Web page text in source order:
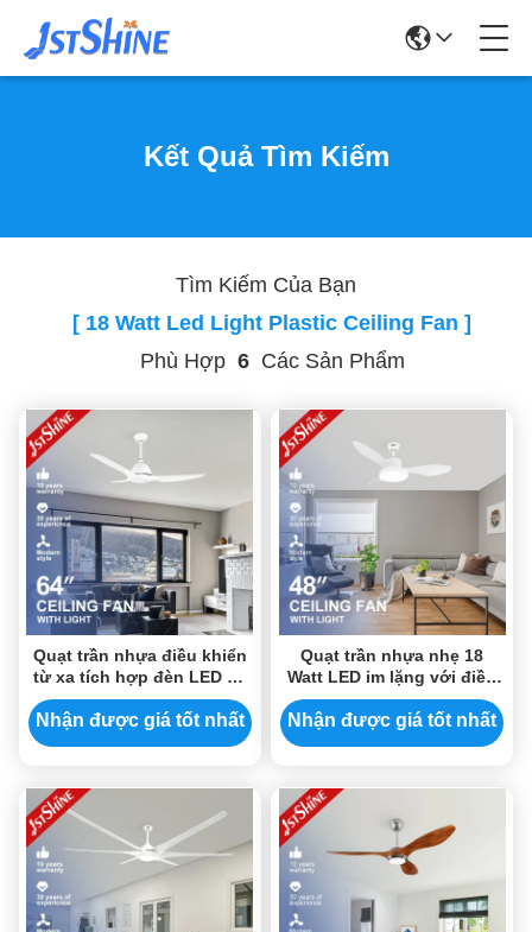
Kết Quả Tìm Kiếm
Tìm Kiếm Của Bạn
[ 18 Watt Led Light Plastic Ceiling Fan ]
Phù Hợp 6Các Sản Phẩm
Quạt trần nhựa điều khiển
từ xa tích hợp đèn LED 18
Watt
Nhận được giá tốt nhất
Quạt trần nhựa nhẹ 18
Watt LED im lặng với điều
khiển từ xa
Nhận được giá tốt nhất